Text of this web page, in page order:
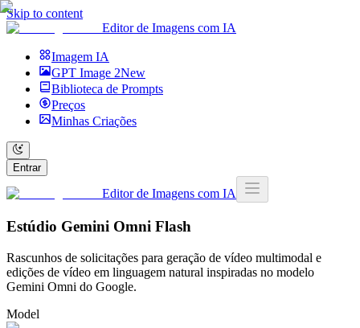
Skip to content
Editor de Imagens com IA
Imagem IA
GPT Image 2New
Biblioteca de Prompts
Preços
Minhas Criações
Entrar
Editor de Imagens com IA
Estúdio Gemini Omni Flash
Rascunhos de solicitações para geração de vídeo multimodal e
edições de vídeo em linguagem natural inspiradas no modelo
Gemini Omni do Google.
Model